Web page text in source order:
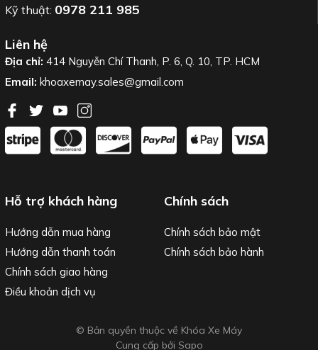
Kỹ thuật: 0978 211 985
Liên hệ
Địa chỉ: 414 Nguyễn Chí Thanh, P. 6, Q. 10, TP. HCM
Email: khoaxemay.sales@gmail.com
Hỗ trợ khách hàng
Hướng dẫn mua hàng
Hướng dẫn thanh toán
Chính sách giao hàng
Điều khoản dịch vụ
Chính sách
Chính sách bảo mật
Chính sách bảo hành
© Bản quyền thuộc về Khóa Xe Máy
Cung cấp bởi Sapo